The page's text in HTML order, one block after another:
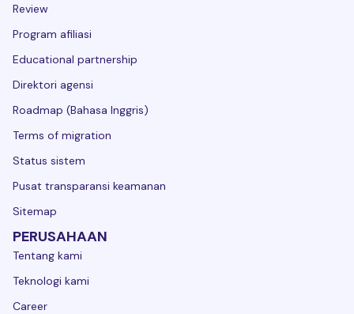
Review
Program afiliasi
Educational partnership
Direktori agensi
Roadmap (Bahasa Inggris)
Terms of migration
Status sistem
Pusat transparansi keamanan
Sitemap
PERUSAHAAN
Tentang kami
Teknologi kami
Career